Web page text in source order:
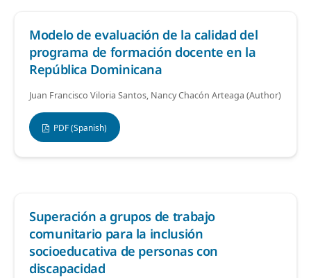
Modelo de evaluación de la calidad del
programa de formación docente en la
República Dominicana
Juan Francisco Viloria Santos, Nancy Chacón Arteaga (Author)
PDF (Spanish)
Superación a grupos de trabajo
comunitario para la inclusión
socioeducativa de personas con
discapacidad